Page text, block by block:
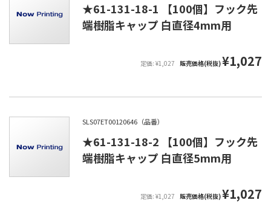
★61-131-18-1 【100個】フック先
端樹脂キャップ 白直径4mm用
定価: ¥1,027 販売価格(税抜)¥1,027
SLS07ET00120646（品番）
★61-131-18-2 【100個】フック先
端樹脂キャップ 白直径5mm用
定価: ¥1,027 販売価格(税抜)¥1,027